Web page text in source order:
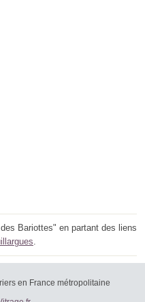
Bariottes" en partant des liens
en France métropolitaine